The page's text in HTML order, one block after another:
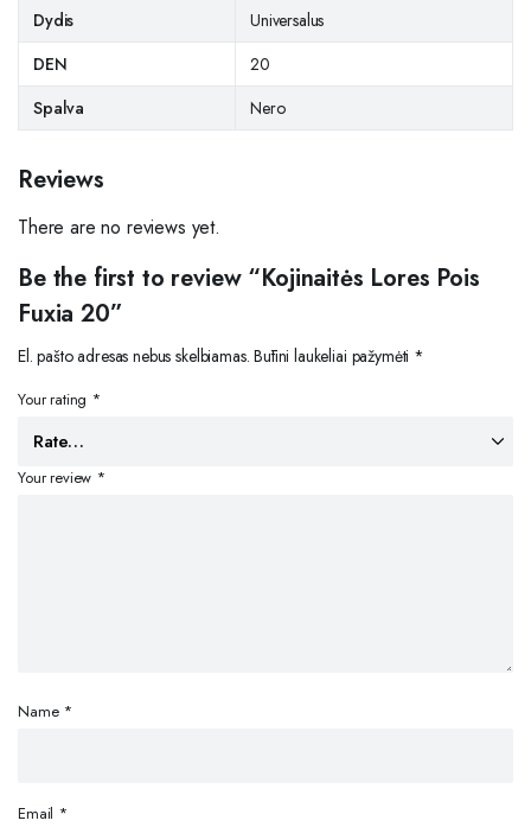
Dydis
Universalus
DEN
20
Spalva
Nero
Reviews
There are no reviews yet.
Be the first to review “Kojinaitės Lores Pois
Fuxia 20”
El. pašto adresas nebus skelbiamas. Būtini laukeliai pažymėti *
Your rating *
Your review *
Name *
Email *